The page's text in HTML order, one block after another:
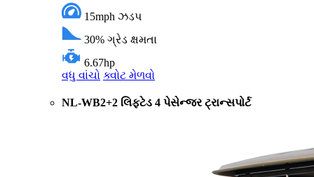
15mph ઝડપ
30% ગ્રેડ ક્ષમતા
6.67hp
વધુ વાંચો ક્વોટ મેળવો
NL-WB2+2 લિફ્ટેડ 4 પેસેન્જર ટ્રાન્સપોર્ટ